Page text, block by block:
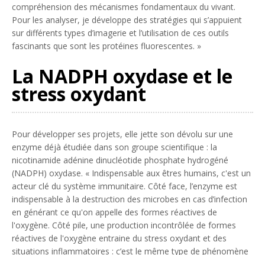
compréhension des mécanismes fondamentaux du vivant.
Pour les analyser, je développe des stratégies qui s’appuient
sur différents types d’imagerie et l’utilisation de ces outils
fascinants que sont les protéines fluorescentes. »
La NADPH oxydase et le
stress oxydant
Pour développer ses projets, elle jette son dévolu sur une
enzyme déjà étudiée dans son groupe scientifique : la
nicotinamide adénine dinucléotide phosphate hydrogéné
(NADPH) oxydase. « Indispensable aux êtres humains, c'est un
acteur clé du système immunitaire. Côté face, l’enzyme est
indispensable à la destruction des microbes en cas d’infection
en générant ce qu'on appelle des formes réactives de
l'oxygène. Côté pile, une production incontrôlée de formes
réactives de l'oxygène entraine du stress oxydant et des
situations inflammatoires : c’est le même type de phénomène